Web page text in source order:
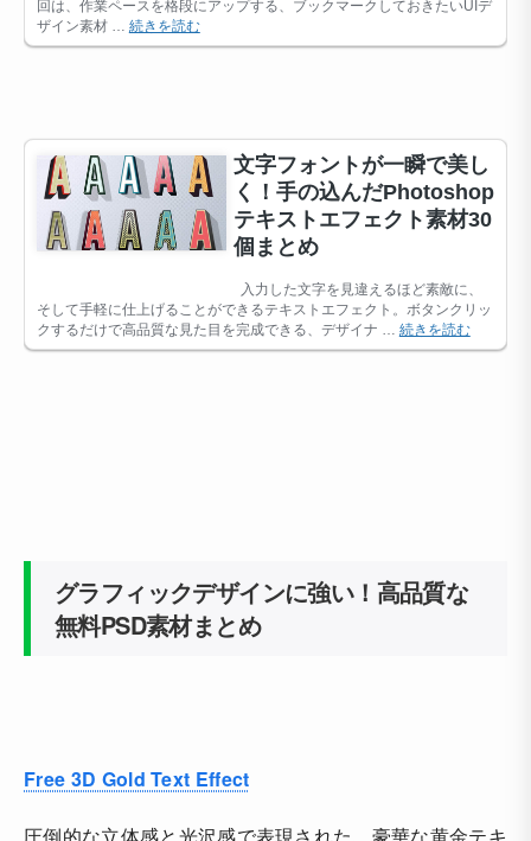
グラフィックデザインに強い！高品質な
無料PSD素材まとめ
Free 3D Gold Text Effect
圧倒的な立体感と光沢感で表現された、豪華な黄金テキ